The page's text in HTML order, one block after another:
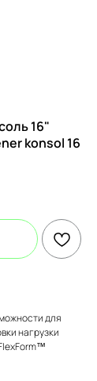
16"
konsol 16
для
нагрузки